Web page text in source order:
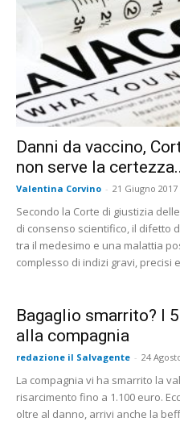
Danni da vaccino,
non serve la
Valentina Corvino - 21 Giugno 2017
Secondo la Corte di giustizia
di consenso scientifico, il difetto
tra il medesimo e una malattia
complesso di indizi gravi, precisi
Bagaglio smarrito? I
alla compagnia
redazione il Salvagente - 24
La compagnia vi ha smarrito la
risarcimento fino a 1.100 euro.
oltre al danno, arrivi anche la